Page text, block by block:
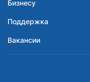
Бизнесу
Поддержка
Вакансии